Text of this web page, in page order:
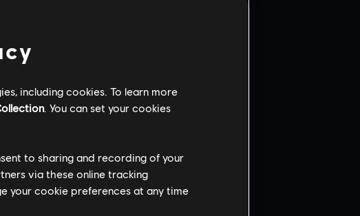
including cookies. To learn more
. You can set your cookies
to sharing and recording of your
via these online tracking
your cookie preferences at any time